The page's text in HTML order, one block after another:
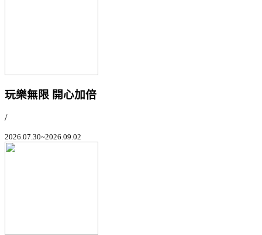
玩樂無限 開心加倍
/
2026.07.30~2026.09.02